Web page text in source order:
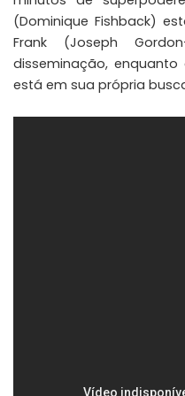
(Dominique Fishback)
Frank (Joseph
disseminação,
está em sua própria